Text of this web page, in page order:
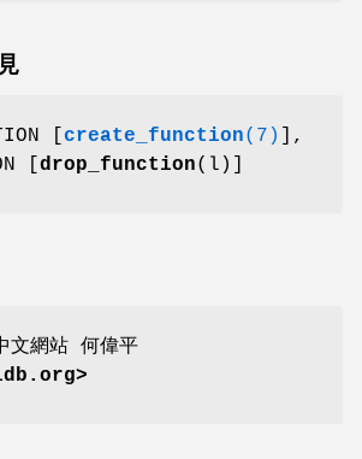
[ create_function(7)
],
[ drop_function(l)]
網站 何偉平